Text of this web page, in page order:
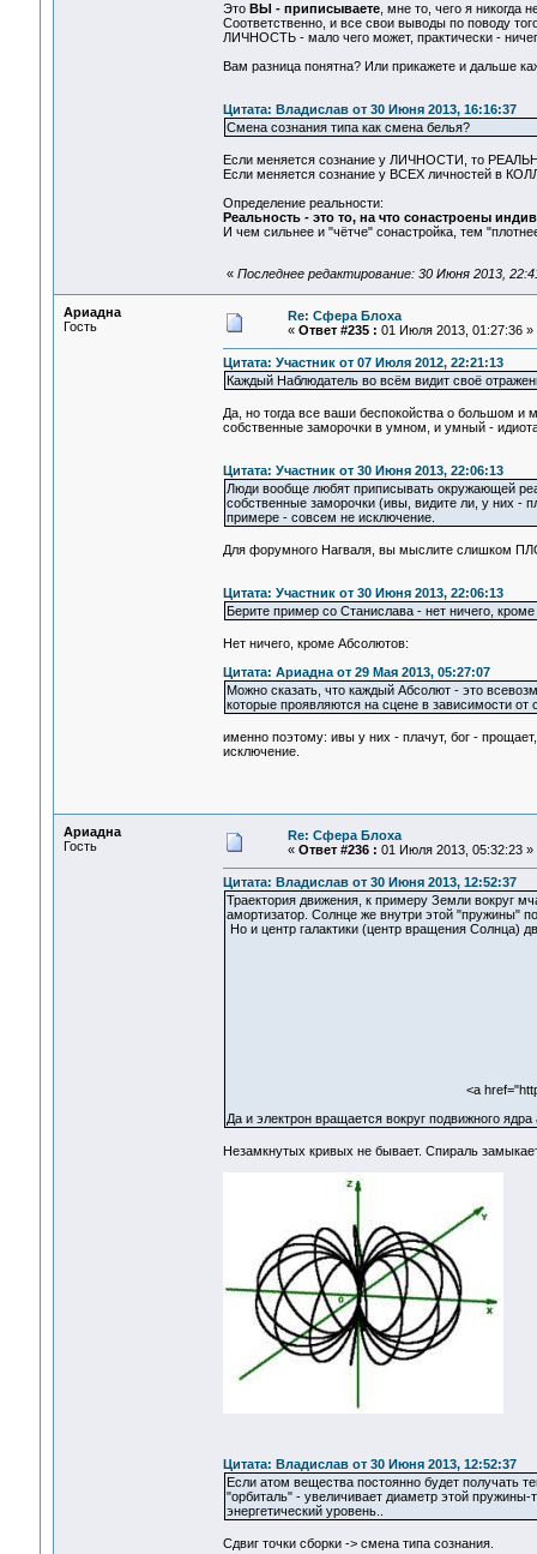
Это ВЫ - приписываете, мне то, чего я никогда
Соответственно, и все свои выводы по поводу
ЛИЧНОСТЬ - мало чего может, практически -
Вам разница понятна? Или прикажете и дальше
Цитата: Владислав от 30 Июня 2013, 16:16:37
Смена сознания типа как смена белья?
Если меняется сознание у ЛИЧНОСТИ, то
Если меняется сознание у ВСЕХ личностей в
Определение реальности:
Реальность - это то, на что сонастроены
И чем сильнее и "чётче" сонастройка, тем
« Последнее редактирование: 30 Июня 2013,
Ариадна
Гость
Re: Сфера Блоха
« Ответ #235 : 01 Июля 2013, 01:27:36 »
Цитата: Участник от 07 Июля 2012, 22:21:13
Каждый Наблюдатель во всём видит своё
Да, но тогда все ваши беспокойства о большом и
собственные заморочки в умном, и умный -
Цитата: Участник от 30 Июня 2013, 22:06:13
Люди вообще любят приписывать окружающей
собственные заморочки (ивы, видите ли, у них -
примере - совсем не исключение.
Для форумного Нагваля, вы мыслите слишком
Цитата: Участник от 30 Июня 2013, 22:06:13
Берите пример со Станислава - нет ничего, кроме
Нет ничего, кроме Абсолютов:
Цитата: Ариадна от 29 Мая 2013, 05:27:07
Можно сказать, что каждый Абсолют - это
которые проявляются на сцене в зависимости от
именно поэтому: ивы у них - плачут, бог -
исключение.
Ариадна
Гость
Re: Сфера Блоха
« Ответ #236 : 01 Июля 2013, 05:32:23 »
Цитата: Владислав от 30 Июня 2013, 12:52:37
Траектория движения, к примеру Земли вокруг
амортизатор. Солнце же внутри этой "пружины"
Но и центр галактики (центр вращения Солнца)
<a
Да и электрон вращается вокруг подвижного
Незамкнутых кривых не бывает. Спираль
Цитата: Владислав от 30 Июня 2013, 12:52:37
Если атом вещества постоянно будет получать
"орбиталь" - увеличивает диаметр этой
энергетический уровень..
Сдвиг точки сборки -> смена типа сознания.